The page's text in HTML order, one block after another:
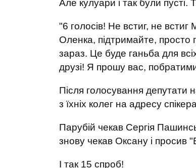
Але кулуари і так були
"6 голосів! Не встиг, не
Оленка, підтримайте, просто
зараз. Це буде ганьба для
друзі! Я прошу вас,
Після голосування депутати
з їхніх колег на адресу
Парубій чекав Сергія
знову чекав Оксану і просив
І так 15 спроб!